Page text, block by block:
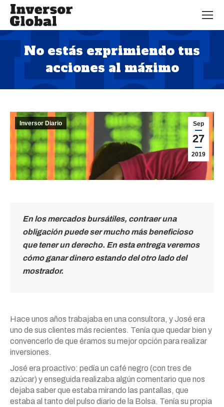
No estás exprimiendo tus
acciones al máximo
Estás aquí:
Sep
27
2019
Inversor Diario
En los mercados bursátiles, contraer una
obligación puede ser mucho más beneficioso
que tener un derecho. En esta entrega veremos
cómo ganar dinero estando del otro lado del
mostrador.
Hace unos años trabajaba en una consultora, y José era
uno de sus clientes más recientes. Tenía que quedar bien y
convencerlo de que éramos su mejor opción para realizar
inversiones.
José era proactivo: pedía un café negro (con tres de
azúcar) y enseguida realizaba algún comentario que nos
dejaba saber que estaba mirando las pantallas, que
estaba al tanto del pulso diario de la Bolsa. Tenía su propia